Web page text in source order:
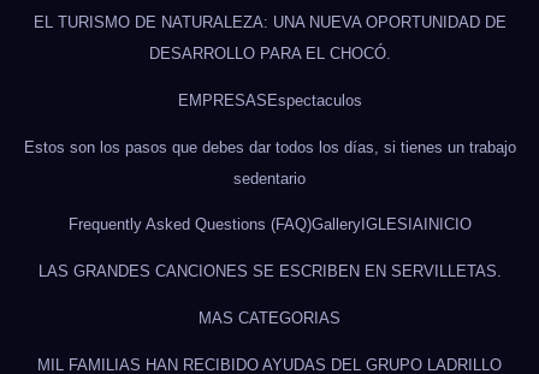
EL TURISMO DE NATURALEZA: UNA NUEVA OPORTUNIDAD DE
DESARROLLO PARA EL CHOCÓ.
EMPRESAS Espectaculos
Estos son los pasos que debes dar todos los días, si tienes un trabajo
sedentario
Frequently Asked Questions (FAQ)GalleryIGLESIAINICIO
LAS GRANDES CANCIONES SE ESCRIBEN EN SERVILLETAS.
MAS CATEGORIAS
MIL FAMILIAS HAN RECIBIDO AYUDAS DEL GRUPO LADRILLO